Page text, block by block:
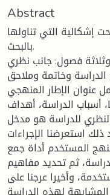
Abstract
التي تناولها
بالبحث.
فصول: جانب نظري
الدراسة وخاتمة وملاحق.
عنوان الإطار المنهجي
أسباب الدراسة، أهداف
للدراسة هو مدخل
ذلك استعرضنا الإجراءات
المستخدم أداة جمع
ثم تحديد مفاهيم
وأخيرا عرجنا على